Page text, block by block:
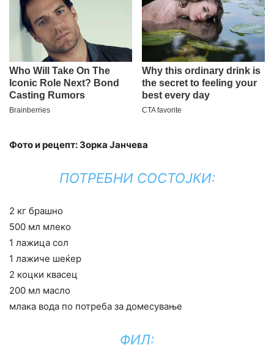
Фото и рецепт: Зорка Јанчева
ПОТРЕБНИ СОСТОЈКИ:
2 кг брашно
500 мл млеко
1 лажица сол
1 лажиче шеќер
2 коцки квасец
200 мл масло
млака вода по потреба за домесување
ФИЛ: